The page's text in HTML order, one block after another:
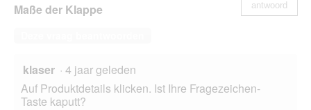
Maße der Klappe
antwoord
klaser · 4 jaar geleden
Auf Produktdetails klicken. Ist Ihre Fragezeichen-
Taste kaputt?